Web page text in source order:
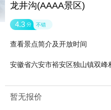
龙井沟(AAAA景区)
4.3 分 不错
查看景点简介及开放时间
安徽省六安市裕安区独山镇双峰
暂无报价